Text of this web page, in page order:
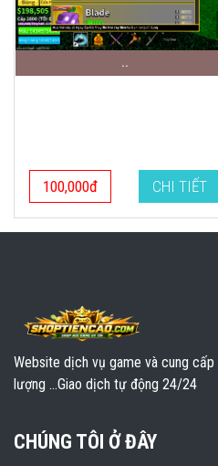
..
100,000đ CHI TIẾT
Website dịch vụ game và cung
lượng ...Giao dịch tự động 24/24
CHÚNG TÔI Ở ĐÂY